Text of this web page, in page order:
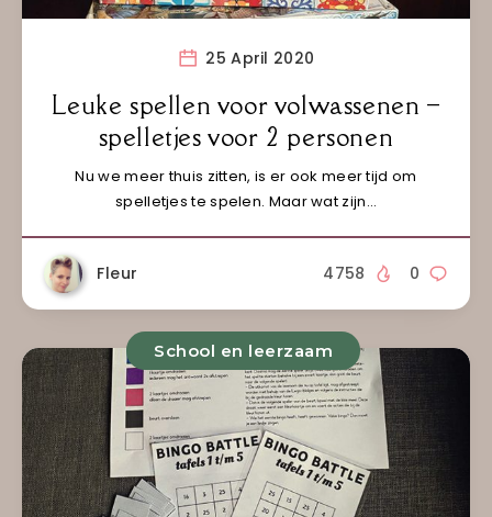
25 April 2020
Leuke spellen voor volwassenen –
spelletjes voor 2 personen
Nu we meer thuis zitten, is er ook meer tijd om
spelletjes te spelen. Maar wat zijn…
Fleur 0
4758
School en leerzaam